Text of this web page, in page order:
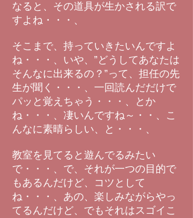
なると、その道具が生かされる訳で
すよね・・・、
そこまで、持っていきたいんですよ
ね・・・、いや、”どうしてあなたは
そんなに出来るの？”って、担任の先
生が聞く・・・、一回読んだだけで
パッと覚えちゃう・・・、とか
ね・・・、凄いんですね～・・、こ
んなに素晴らしい、と・・・、
教室を見てると遊んでるみたい
で・・・、で、それが一つの目的で
もあるんだけど、コツとして
ね・・・、あの、楽しみながらやっ
てるんだけど、でもそれはスゴイこ